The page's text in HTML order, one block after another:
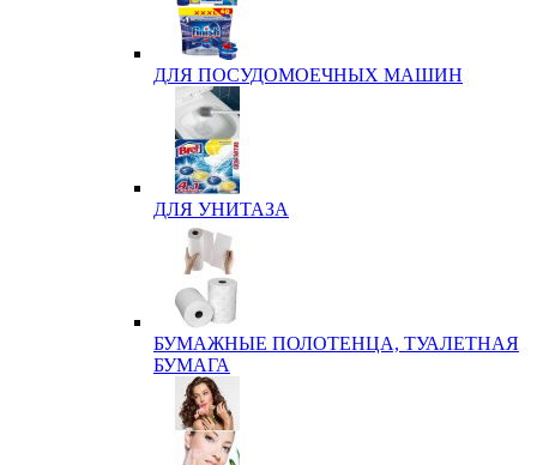
ДЛЯ ПОСУДОМОЕЧНЫХ МАШИН
ДЛЯ УНИТАЗА
БУМАЖНЫЕ ПОЛОТЕНЦА, ТУАЛЕТНАЯ
БУМАГА